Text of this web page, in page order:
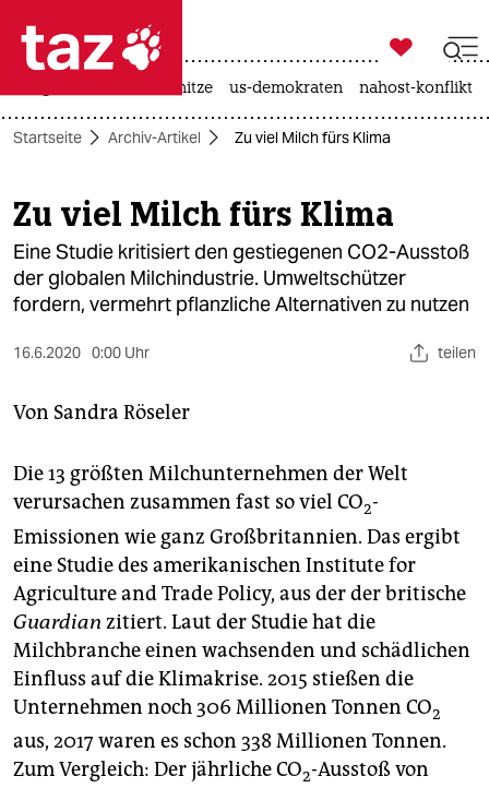
 taz zahl ich
taz zahl ich
themen
politik
öko
gesellschaft
berlin
nord
wahrheit
verlag
verlag
shop

taz zahl ich
hitze us-demokraten nahost-konflikt
Startseite Archiv-Artikel Zu viel Milch fürs Klima
Zu viel Milch fürs Klima
Eine Studie kritisiert den gestiegenen CO2-Ausstoß
der globalen Milchindustrie. Umweltschützer
fordern, vermehrt pflanzliche Alternativen zu nutzen
16.6.2020 0:00 Uhr teilen
Von Sandra Röseler
Die 13 größten Milchunternehmen der Welt
verursachen zusammen fast so viel CO2-
Emissionen wie ganz Großbritannien. Das ergibt
eine Studie des amerikanischen Institute for
Agriculture and Trade Policy, aus der der britische
Guardian zitiert. Laut der Studie hat die
Milchbranche einen wachsenden und schädlichen
Einfluss auf die Klimakrise. 2015 stießen die
Unternehmen noch 306 Millionen Tonnen CO2
aus, 2017 waren es schon 338 Millionen Tonnen.
Zum Vergleich: Der jährliche CO2-Ausstoß von